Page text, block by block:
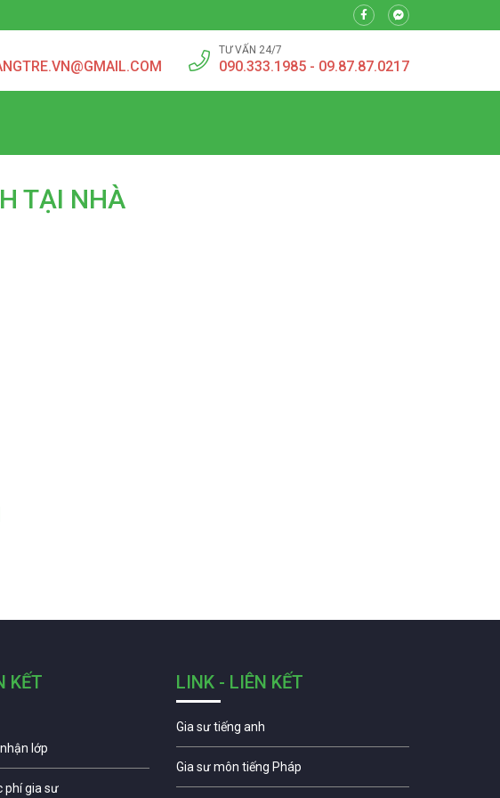
TƯ VẤN 24/7
090.333.1985 - 09.87.87.0217
TẠI NHÀ
KẾT
lớp
phí gia sư
LINK - LIÊN KẾT
Gia sư tiếng anh
Gia sư môn tiếng Pháp